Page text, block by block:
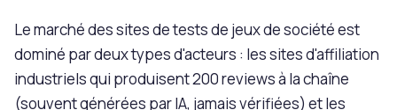
Le marché des sites de tests de jeux de société est
dominé par deux types d'acteurs : les sites d'affiliation
industriels qui produisent 200 reviews à la chaîne
(souvent générées par IA, jamais vérifiées) et les